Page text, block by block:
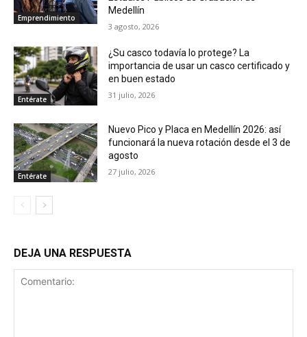
Emprendimiento
Medellín
3 agosto, 2026
Entérate
¿Su casco todavía lo protege? La
importancia de usar un casco certificado y
en buen estado
31 julio, 2026
Entérate
Nuevo Pico y Placa en Medellín 2026: así
funcionará la nueva rotación desde el 3 de
agosto
27 julio, 2026
DEJA UNA RESPUESTA